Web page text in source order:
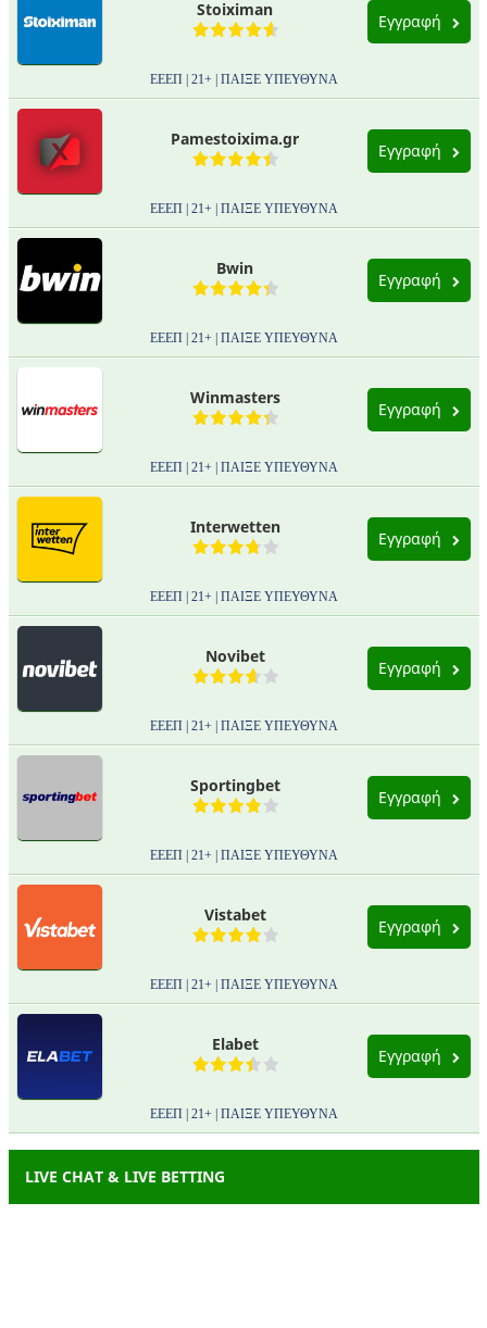
Stoiximan
Εγγραφή
ΕΕΕΠ | 21+ | ΠΑΙΞΕ ΥΠΕΥΘΥΝΑ
Pamestoixima.gr
Εγγραφή
ΕΕΕΠ | 21+ | ΠΑΙΞΕ ΥΠΕΥΘΥΝΑ
Bwin
Εγγραφή
ΕΕΕΠ | 21+ | ΠΑΙΞΕ ΥΠΕΥΘΥΝΑ
Winmasters
Εγγραφή
ΕΕΕΠ | 21+ | ΠΑΙΞΕ ΥΠΕΥΘΥΝΑ
Interwetten
Εγγραφή
ΕΕΕΠ | 21+ | ΠΑΙΞΕ ΥΠΕΥΘΥΝΑ
Novibet
Εγγραφή
ΕΕΕΠ | 21+ | ΠΑΙΞΕ ΥΠΕΥΘΥΝΑ
Sportingbet
Εγγραφή
ΕΕΕΠ | 21+ | ΠΑΙΞΕ ΥΠΕΥΘΥΝΑ
Vistabet
Εγγραφή
ΕΕΕΠ | 21+ | ΠΑΙΞΕ ΥΠΕΥΘΥΝΑ
Elabet
Εγγραφή
ΕΕΕΠ | 21+ | ΠΑΙΞΕ ΥΠΕΥΘΥΝΑ
LIVE CHAT & LIVE BETTING